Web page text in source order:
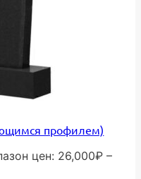
профилем)
цен: 26,000₽ –